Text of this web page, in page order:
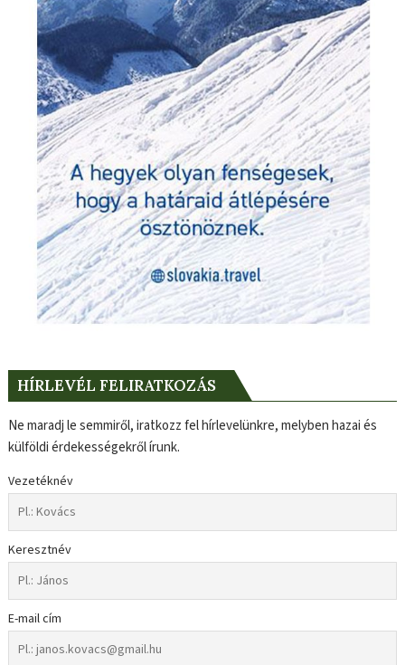
HÍRLEVÉL FELIRATKOZÁS
Ne maradj le semmiről, iratkozz fel hírlevelünkre, melyben hazai és
külföldi érdekességekről írunk.
Vezetéknév
Keresztnév
E-mail cím